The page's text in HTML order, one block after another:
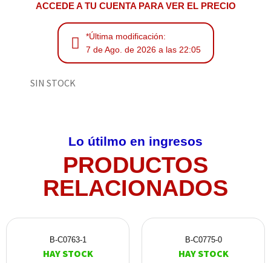
ACCEDE A TU CUENTA PARA VER EL PRECIO
*Última modificación:
7 de Ago. de 2026 a las 22:05
SIN STOCK
Lo útilmo en ingresos
PRODUCTOS
RELACIONADOS
B-C0763-1
HAY STOCK
B-C0775-0
HAY STOCK